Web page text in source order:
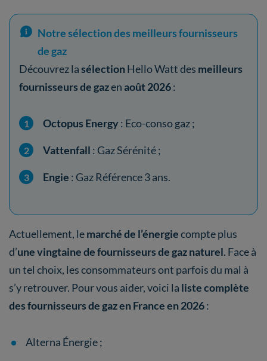
Notre sélection des meilleurs fournisseurs
de gaz
Découvrez lasélectionHello Watt des meilleurs
fournisseurs de gazenaoût 2026:
Octopus Energy: Eco-conso gaz ;
Vattenfall : Gaz Sérénité ;
Engie : Gaz Référence 3 ans.​
Actuellement, lemarché de l’énergiecompte plus
d’une vingtaine de fournisseurs de gaz naturel. Face à
un tel choix, les consommateurs ont parfois du mal à
s’y retrouver. Pour vous aider, voici la liste complète
des fournisseurs de gaz en France en 2026:
Alterna Énergie ;